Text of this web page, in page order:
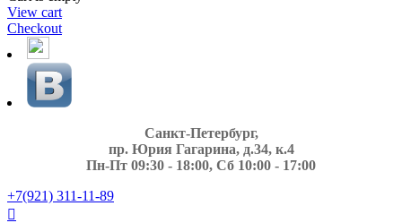
View cart
Checkout
Санкт-Петербург,
пр. Юрия Гагарина, д.34, к.4
Пн-Пт 09:30 - 18:00, Сб 10:00 - 17:00
+7(921) 311-11-89
